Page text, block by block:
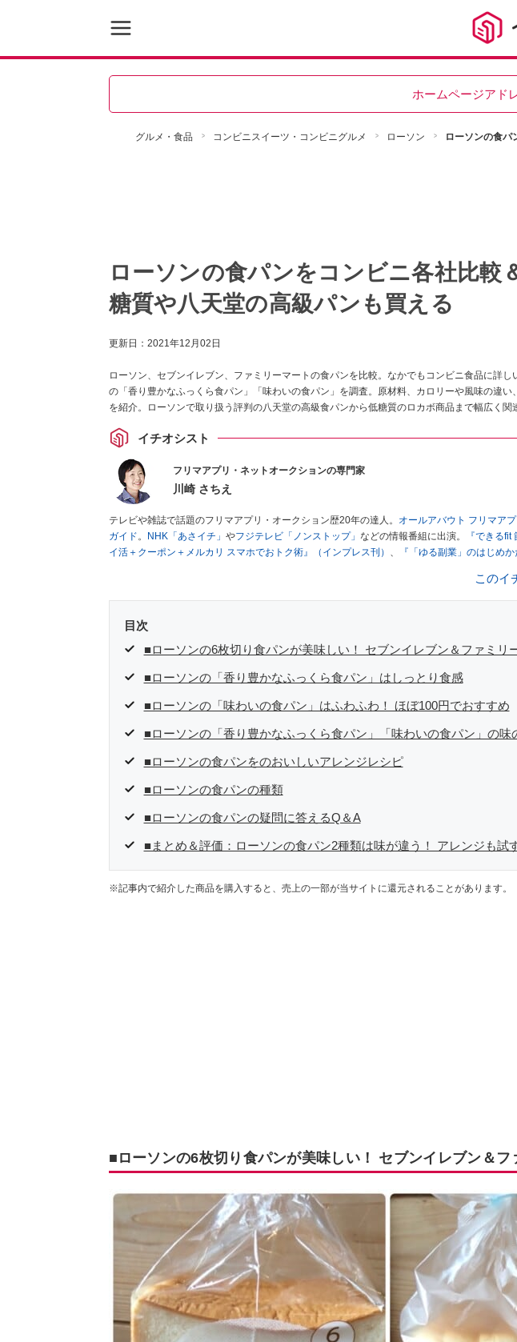
ホームページアド
グルメ・食品 コンビニスイーツ・コンビニグルメ ローソン ローソンの食パ
ローソンの食パンをコンビニ各社比較
糖質や八天堂の高級パンも買える
更新日： 2021年12月02日
ローソン、セブンイレブン、ファミリーマートの食パンを比較。なかでもコンビニ食品に詳
の「香り豊かなふっくら食パン」「味わいの食パン」を調査。原材料、カロリーや風味の違
を紹介。ローソンで取り扱う評判の八天堂の高級食パンから低糖質のロカボ商品まで幅広く関
イチオシスト
フリマアプリ・ネットオークションの専門家
川崎 さちえ
テレビや雑誌で話題のフリマアプリ・オークション歴20年の達人。
オールアバウト フリマア
ガイド。 NHK「あさイチ」 やフジテレビ「ノンストップ」 などの情報番組に出演。
『できる
イ活＋クーポン＋メルカリ スマホでおトク術』（インプレス刊） 、
『「ゆる副業」のはじめ
■経歴：2003年、夫が子育てをするために、突然会社を辞める。翌月からの給料が０円になり
いた時間でできるオークションに目をつける。しかし、取引の仕方がわからずに、まずは落札
を生活の一部に取り入れるべく、「ネットオークションやフリマアプリは生活のインフラにな
た消費税増税の社会においては、ネットオークションやフリマアプリが家計の救世主になりえ
このイ
目次
■ローソンの6枚切り食パンが美味しい！ セブンイレブン＆ファミリ
■ローソンの「香り豊かなふっくら食パン」はしっとり食感
■ローソンの「味わいの食パン」はふわふわ！ ほぼ100円でおすすめ
■ローソンの「香り豊かなふっくら食パン」「味わいの食パン」の味
■ローソンの食パンをのおいしいアレンジレシピ
■ローソンの食パンの種類
■ローソンの食パンの疑問に答えるQ＆A
■まとめ＆評価：ローソンの食パン2種類は味が違う！ アレンジも試
※記事内で紹介した商品を購入すると、売上の一部が当サイトに還元されることがあります。
■ローソンの6枚切り食パンが美味しい！ セブンイレブン＆フ